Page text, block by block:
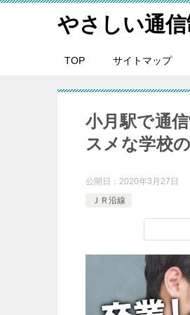
やさしい通
TOP サイトマップ
小月駅で通
スメな学校
公開日： 2020年3月27日
ＪＲ沿線